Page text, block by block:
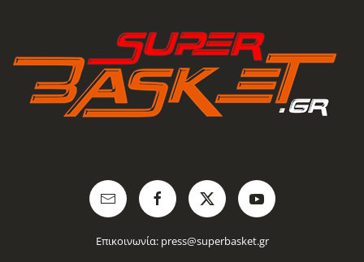
Επικοινωνία: press@superbasket.gr